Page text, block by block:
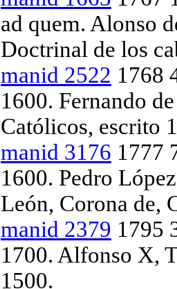
ad quem. Alonso
Doctrinal de los
manid 2522 1768
1600. Fernando
Católicos, escrito
manid 3176 1777
1600. Pedro
León, Corona de,
manid 2379 1795
1700. Alfonso X,
1500.